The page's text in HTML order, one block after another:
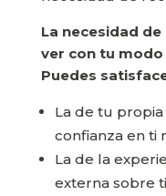
La necesidad
ver con tu
Puedes
La de tu
confianza en ti
La de la
externa sobre